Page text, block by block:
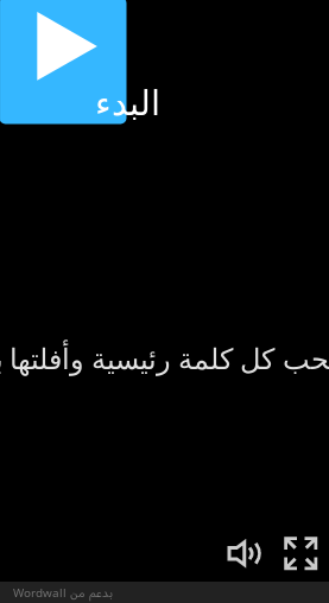
بدعم من Wordwall